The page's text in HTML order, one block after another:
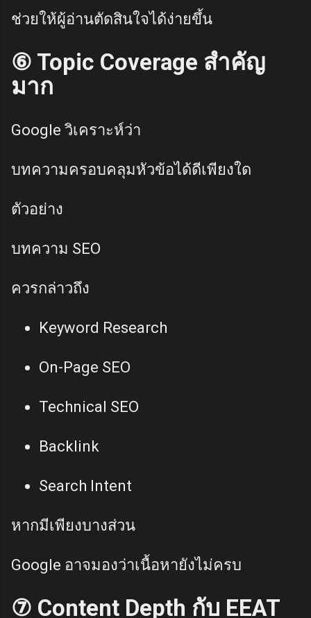
ช่วยให้ผู้อ่านตัดสินใจได้ง่ายขึ้น
⑥ Topic Coverage สำคัญ
มาก
Google วิเคราะห์ว่า
บทความครอบคลุมหัวข้อได้ดีเพียงใด
ตัวอย่าง
บทความ SEO
ควรกล่าวถึง
Keyword Research
On-Page SEO
Technical SEO
Backlink
Search Intent
หากมีเพียงบางส่วน
Google อาจมองว่าเนื้อหายังไม่ครบ
⑦ Content Depth กับ EEAT